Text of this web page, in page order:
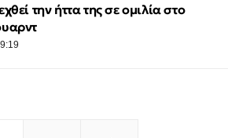
την ήττα της σε ομιλία στο